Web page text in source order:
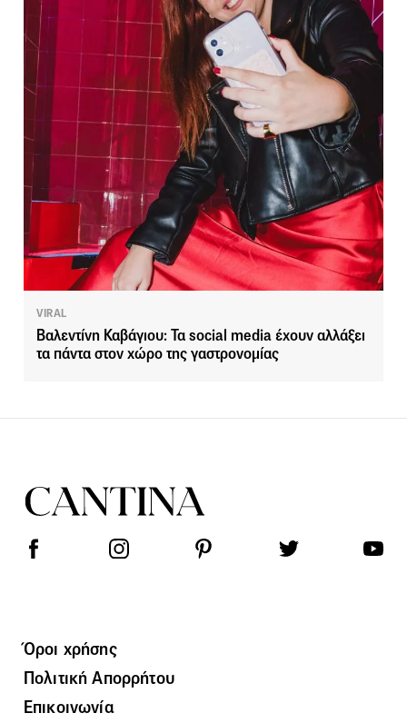
VIRAL
Βαλεντίνη Καβάγιου: Τα social media έχουν αλλάξει
τα πάντα στον χώρο της γαστρονομίας
Όροι χρήσης
Πολιτική Απορρήτου
Επικοινωνία